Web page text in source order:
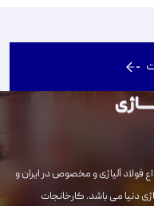
فولاد آلیاژی و مخصوص در ایران و
دنیا می باشد. کارخانجات